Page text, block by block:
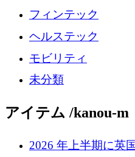
フィンテック
ヘルステック
モビリティ
未分類
アイテム /kanou-m
2026 年上半期に英